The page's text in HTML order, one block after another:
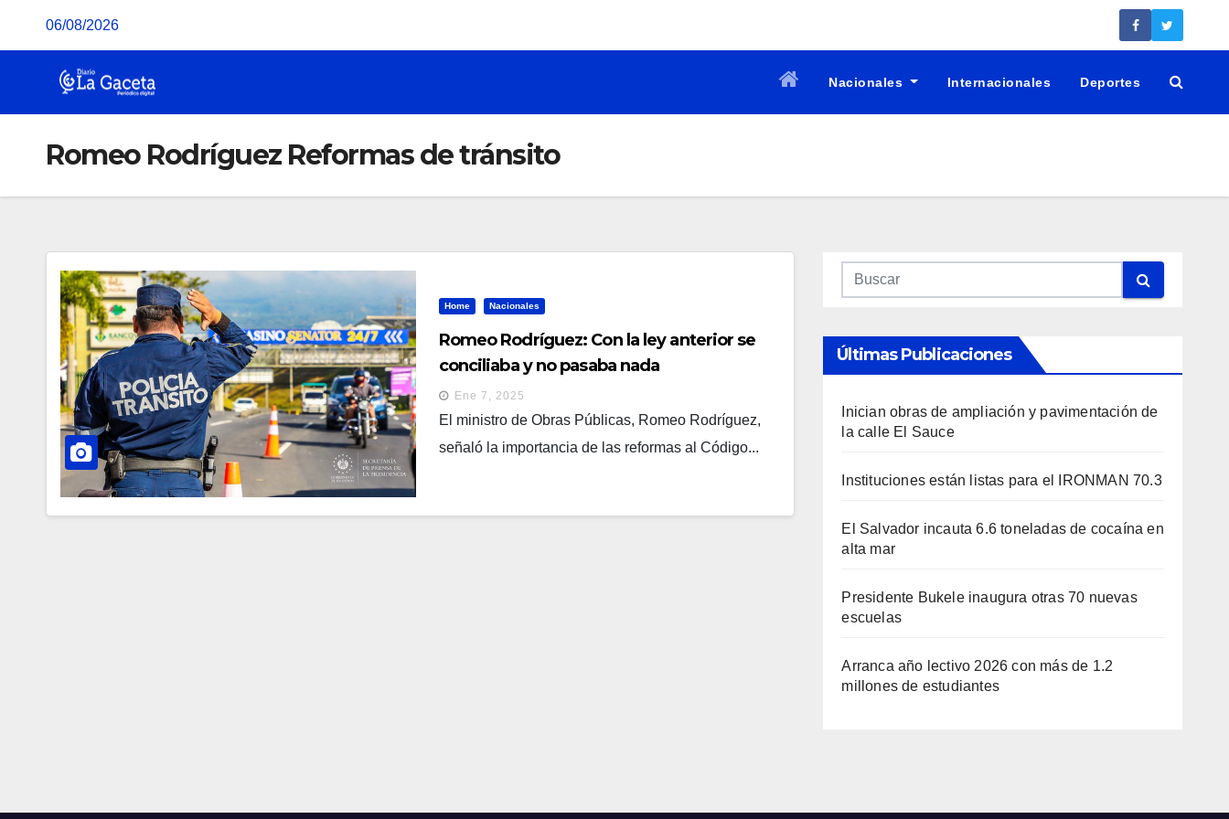
06/08/2026
Nacionales Internacionales Deportes
Romeo Rodríguez Reformas de tránsito
Home Nacionales
Romeo Rodríguez: Con la ley anterior se
conciliaba y no pasaba nada
Ene 7, 2025
El ministro de Obras Públicas, Romeo Rodríguez,
señaló la importancia de las reformas al Código...
Últimas Publicaciones
Inician obras de ampliación y pavimentación de
la calle El Sauce
Instituciones están listas para el IRONMAN 70.3
El Salvador incauta 6.6 toneladas de cocaína en
alta mar
Presidente Bukele inaugura otras 70 nuevas
escuelas
Arranca año lectivo 2026 con más de 1.2
millones de estudiantes